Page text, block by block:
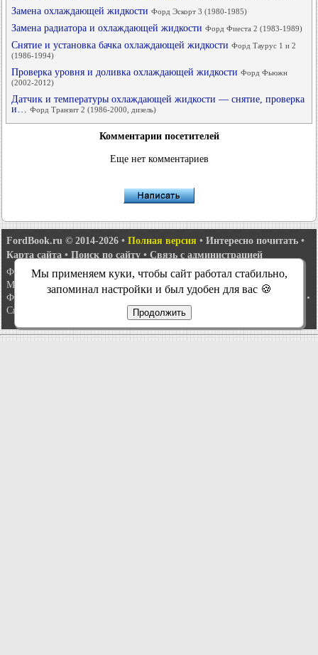
Замена охлаждающей жидкости Форд Эскорт 3 (1980-1985)
Замена радиатора и охлаждающей жидкости Форд Фиеста 2 (1983-1989)
Снятие и установка бачка охлаждающей жидкости Форд Таурус 1 и 2
(1986-1994)
Проверка уровня и доливка охлаждающей жидкости Форд Фьюжн
(2002-2012)
Датчик и температуры охлаждающей жидкости — снятие, проверка
и… Форд Транзит 2 (1986-2000, дизель)
Комментарии посетителей
Еще нет комментариев
FordBook.ru © 2014-2026 • Полная версия • Интересно почитать •
Карта сайта • Поиск по сайту • Связь с администрацией
Фокус 1• Фокус Турнир 1•Фокус 2•Мондео 1•Мондео 1 и 2•
Мондео 2•Мондео 3•Мондео 4•Эскорт 3•Эскорт 4 •Эскорт 5
Фиеста 2
Таурус 1 и 2 Фьюжн • Скорпио 1
•
Сиерра
Мы применяем куки, чтобы сайт работал стабильно,
запоминал настройки и был удобен для вас 🍪
Продолжить